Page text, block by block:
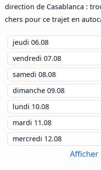
direction de Casablanca :
chers pour ce trajet en
jeudi 06.08
vendredi 07.08
samedi 08.08
dimanche 09.08
lundi 10.08
mardi 11.08
mercredi 12.08
Afficher